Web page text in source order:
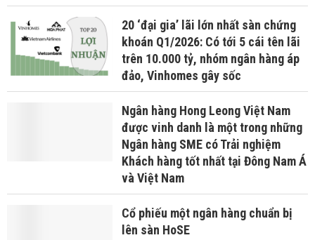
20 ‘đại gia’ lãi lớn nhất sàn chứng
khoán Q1/2026: Có tới 5 cái tên lãi
trên 10.000 tỷ, nhóm ngân hàng áp
đảo, Vinhomes gây sốc
Ngân hàng Hong Leong Việt Nam
được vinh danh là một trong những
Ngân hàng SME có Trải nghiệm
Khách hàng tốt nhất tại Đông Nam Á
và Việt Nam
Cổ phiếu một ngân hàng chuẩn bị
lên sàn HoSE